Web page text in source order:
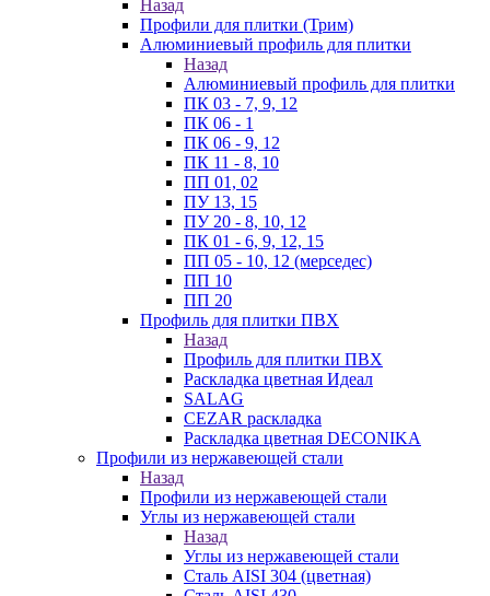
Назад
Профили для плитки (Трим)
Алюминиевый профиль для плитки
Назад
Алюминиевый профиль для плитки
ПК 03 - 7, 9, 12
ПК 06 - 1
ПК 06 - 9, 12
ПК 11 - 8, 10
ПП 01, 02
ПУ 13, 15
ПУ 20 - 8, 10, 12
ПК 01 - 6, 9, 12, 15
ПП 05 - 10, 12 (мерседес)
ПП 10
ПП 20
Профиль для плитки ПВХ
Назад
Профиль для плитки ПВХ
Раскладка цветная Идеал
SALAG
CEZAR раскладка
Раскладка цветная DECONIKA
Профили из нержавеющей стали
Назад
Профили из нержавеющей стали
Углы из нержавеющей стали
Назад
Углы из нержавеющей стали
Сталь AISI 304 (цветная)